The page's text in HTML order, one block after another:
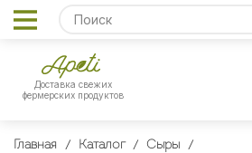
Доставка свежих
фермерских продуктов
Главная Каталог
Сыры